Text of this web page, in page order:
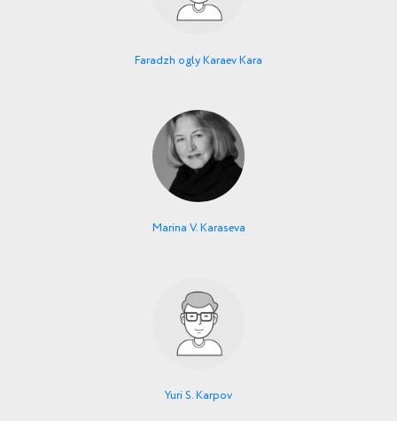
Faradzh ogly Karaev Kara
Marina V. Karaseva
Yuri S. Karpov